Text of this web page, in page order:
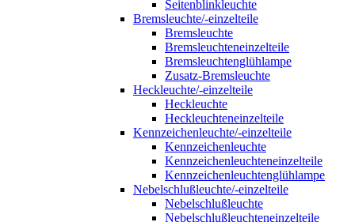
Seitenblinkleuchte
Bremsleuchte/-einzelteile
Bremsleuchte
Bremsleuchteneinzelteile
Bremsleuchtenglühlampe
Zusatz-Bremsleuchte
Heckleuchte/-einzelteile
Heckleuchte
Heckleuchteneinzelteile
Kennzeichenleuchte/-einzelteile
Kennzeichenleuchte
Kennzeichenleuchteneinzelteile
Kennzeichenleuchtenglühlampe
Nebelschlußleuchte/-einzelteile
Nebelschlußleuchte
Nebelschlußleuchteneinzelteile